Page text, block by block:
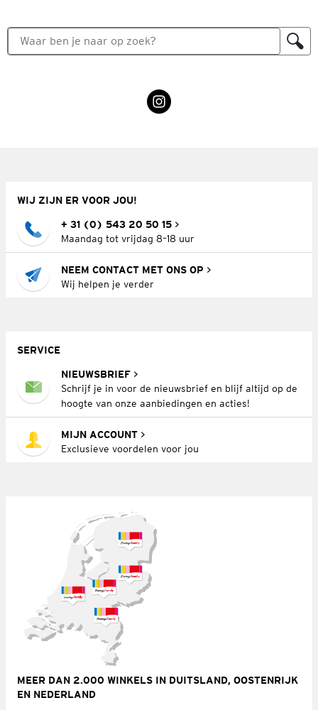
WIJ ZIJN ER VOOR JOU!
+ 31 (0) 543 20 50 15
Maandag tot vrijdag 8–18 uur
NEEM CONTACT MET ONS OP
Wij helpen je verder
SERVICE
NIEUWSBRIEF
Schrijf je in voor de nieuwsbrief en blijf altijd op de
hoogte van onze aanbiedingen en acties!
MIJN ACCOUNT
Exclusieve voordelen voor jou
MEER DAN 2.000 WINKELS IN DUITSLAND, OOSTENRIJK
EN NEDERLAND